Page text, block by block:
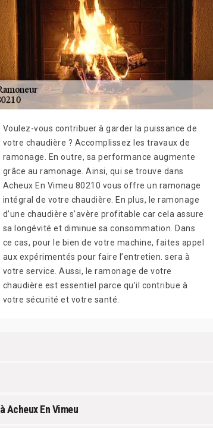
Voulez-vous contribuer à garder la puissance de
votre chaudière ? Accomplissez les travaux de
ramonage. En outre, sa performance augmente
grâce au ramonage. Ainsi, qui se trouve dans
Acheux En Vimeu 80210 vous offre un ramonage
intégral de votre chaudière. En plus, le ramonage
d’une chaudière s’avère profitable car cela assure
sa longévité et diminue sa consommation. Dans
ce cas, pour le bien de votre machine, faites appel
aux expérimentés pour faire l’entretien. sera à
votre service. Aussi, le ramonage de votre
chaudière est essentiel parce qu’il contribue à
votre sécurité et votre santé.
Acheux En Vimeu